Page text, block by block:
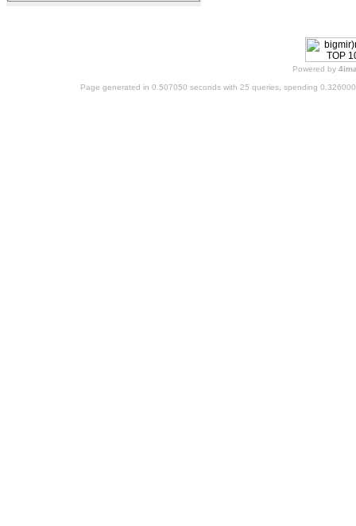
Powered by
Page generated in 0.507050 seconds with 25 queries, spending